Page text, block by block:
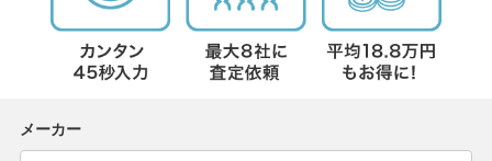
メーカー